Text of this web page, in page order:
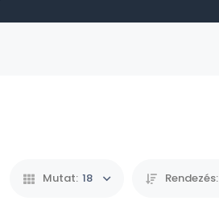
Mutat: 18 Rendezés: